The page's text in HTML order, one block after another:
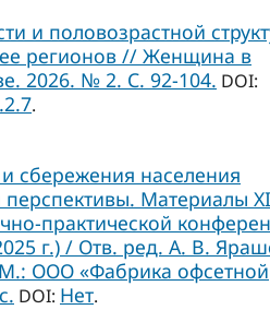
и половозрастной
регионов // Женщина в
2026. № 2. С. 92-104. DOI:
.
сбережения населения
Материалы XI
практической
г.) / Отв. ред. А. В.
ООО «Фабрика офсетной
DOI: Нет.